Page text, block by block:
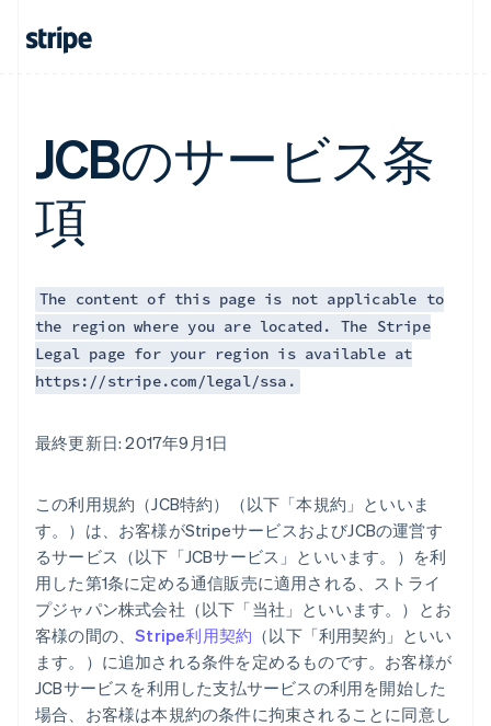
JCBのサービス条
項
The content of this page is not applicable to
the region where you are located. The Stripe
Legal page for your region is available at
https://stripe.com/legal/ssa.
最終更新日: 2017年9月1日
この利用規約（JCB特約）（以下「本規約」といいま
す。）は、お客様がStripeサービスおよびJCBの運営す
るサービス（以下「JCBサービス」といいます。）を利
用した第1条に定める通信販売に適用される、ストライ
プジャパン株式会社（以下「当社」といいます。）とお
客様の間の、Stripe利用契約 （以下「利用契約」といい
ます。）に追加される条件を定めるものです。お客様が
JCBサービスを利用した支払サービスの利用を開始した
場合、お客様は本規約の条件に拘束されることに同意し